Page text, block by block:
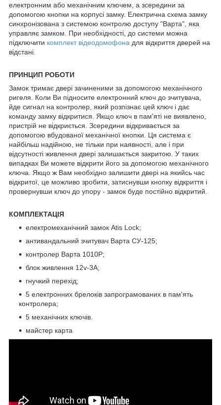
електронним або механічним ключем, а зсередини за
допомогою кнопки на корпусі замку. Електрична схема замку
синхронізована з системою контролю доступу "Варта", яка
управляє замком. При необхідності, до системи можна
підключити комплект відеодомофона для відкриття дверей на
відстані.
ПРИНЦИП РОБОТИ
Замок тримає двері зачиненими за допомогою механічного
ригеля. Коли Ви підносите електронний ключ до зчитувача,
йде сигнал на контролер, який розпізнає цей ключ і дає
команду замку відкритися. Якщо ключ в пам'яті не виявлено,
пристрій не відкриється. Зсередини відкривається за
допомогою вбудованої механічної кнопки. Ця система є
найбільш надійною, не тільки при наявності, але і при
відсутності живлення двері залишається закритою. У таких
випадках Ви можете відкрити його за допомогою механічного
ключа. Якщо ж Вам необхідно залишити двері на якийсь час
відкритої, це можливо зробити, затиснувши кнопку відкриття і
провернувши ключ до упору - замок буде постійно відкритий.
КОМПЛЕКТАЦІЯ
електромеханічний замок Atis Lock;
антивандальний зчитувач Варта СУ-125;
контролер Варта 1010Р;
блок живлення 12v-3A;
гнучкий перехід;
5 електронних брелоків запрограмованих в пам'ять
контролера;
5 механічних ключів.
майстер карта